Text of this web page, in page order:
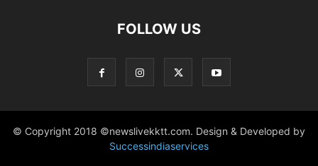
FOLLOW US
© Copyright 2018 ©newslivekktt.com. Design & Developed by
Successindiaservices